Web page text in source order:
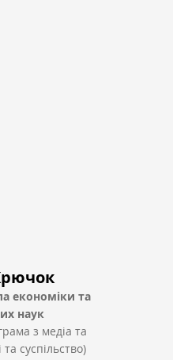
економіки та
наук
з медіа та
суспільство)